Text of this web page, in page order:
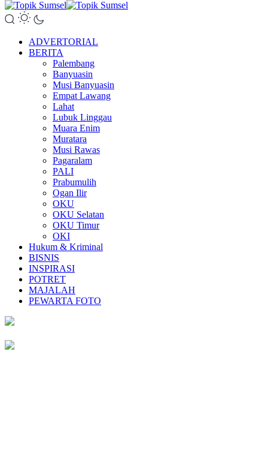
ADVERTORIAL
BERITA
Palembang
Banyuasin
Musi Banyuasin
Empat Lawang
Lahat
Lubuk Linggau
Muara Enim
Muratara
Musi Rawas
Pagaralam
PALI
Prabumulih
Ogan Ilir
OKU
OKU Selatan
OKU Timur
OKI
Hukum & Kriminal
BISNIS
INSPIRASI
POTRET
MAJALAH
PEWARTA FOTO